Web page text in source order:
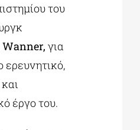
του
για
ερευνητικό,
έργο του.